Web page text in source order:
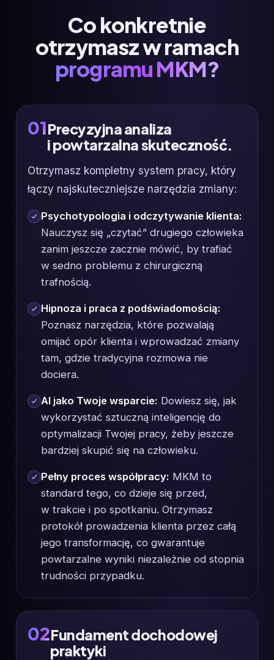
Co konkretnie
otrzymasz w ramach
programu MKM?
01Precyzyjna analiza
i powtarzalna skuteczność.
Otrzymasz kompletny system pracy, który
łączy najskuteczniejsze narzędzia zmiany:
Psychotypologia i odczytywanie klienta:
Nauczysz się „czytać” drugiego człowieka
zanim jeszcze zacznie mówić, by trafiać
w sedno problemu z chirurgiczną
trafnością.
Hipnoza i praca z podświadomością:
Poznasz narzędzia, które pozwalają
omijać opór klienta i wprowadzać zmiany
tam, gdzie tradycyjna rozmowa nie
dociera.
AI jako Twoje wsparcie: Dowiesz się, jak
wykorzystać sztuczną inteligencję do
optymalizacji Twojej pracy, żeby jeszcze
bardziej skupić się na człowieku.
Pełny proces współpracy: MKM to
standard tego, co dzieje się przed,
w trakcie i po spotkaniu. Otrzymasz
protokół prowadzenia klienta przez całą
jego transformację, co gwarantuje
powtarzalne wyniki niezależnie od stopnia
trudności przypadku.
02Fundament dochodowej
praktyki